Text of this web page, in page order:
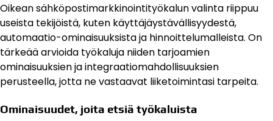
Oikean sähköpostimarkkinointityökalun valinta riippuu
useista tekijöistä, kuten käyttäjäystävällisyydestä,
automaatio-ominaisuuksista ja hinnoittelumalleista. On
tärkeää arvioida työkaluja niiden tarjoamien
ominaisuuksien ja integraatiomahdollisuuksien
perusteella, jotta ne vastaavat liiketoimintasi tarpeita.
Ominaisuudet, joita etsiä työkaluista